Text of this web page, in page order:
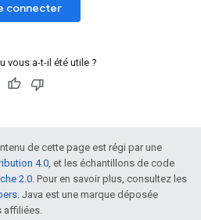
connecter
vous a-t-il été utile ?
de cette page est régi par une
4.0, et les échantillons de code
2.0. Pour en savoir plus, consultez les
. Java est une marque déposée
affiliées.